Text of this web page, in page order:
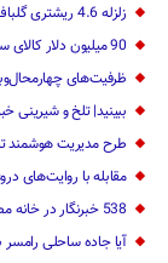
زلزله 4.6 ریشتری گلباف کرمان هیچ گونه خسارتی نداشت
90 میلیون دلار کالای سمنانی به 27 کشور جهان صادر شد
ظرفیت‌های
ببینید| تلخ و
طرح مدیریت هوشمند
مقابله با روایت‌های
538 خبرنگار در خانه مطبوعات مازندران عضویت دارند
آیا جاده ساحلی